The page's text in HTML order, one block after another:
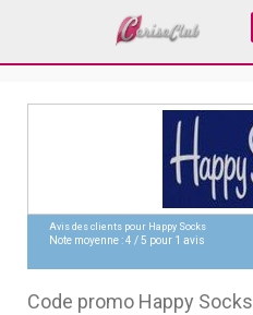
Avis des clients pour Happy Socks
Note moyenne :4 /5 pour 1 avis
Code promo Happy Socks